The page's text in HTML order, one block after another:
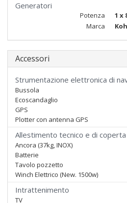
Generatori
Potenza
1 x
Marca
Accessori
Strumentazione elettronica di
Bussola
Ecoscandaglio
GPS
Plotter con antenna GPS
Allestimento tecnico e di coperta
Ancora (37kg, INOX)
Batterie
Tavolo pozzetto
Winch Elettrico (New. 1500w)
Intrattenimento
TV